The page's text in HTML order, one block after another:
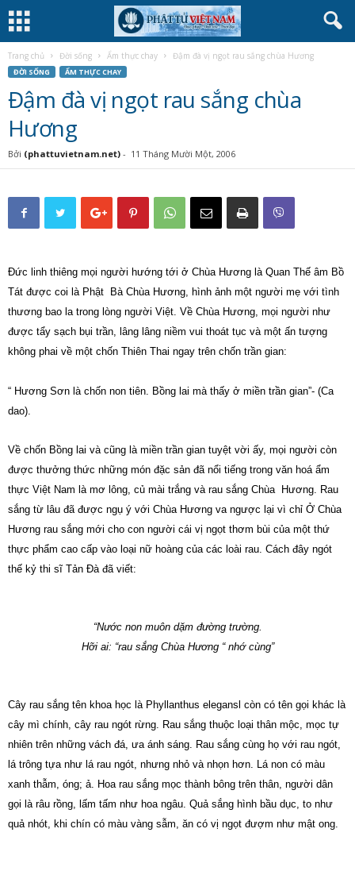
Trang chủ Đời sống Ẩm thực chay Đậm đà vị ngọt rau sắng chùa Hương
ĐỜI SỐNG ẨM THỰC CHAY
Đậm đà vị ngọt rau sắng chùa
Hương
Bởi (phattuvietnam.net) - 11 Tháng Mười Một, 2006
Đức linh thiêng mọi người hướng tới ở Chùa Hương là Quan Thế âm Bồ
Tát được coi là Phật Bà Chùa Hương, hình ảnh một người mẹ với tình
thương bao la trong lòng người Việt. Về Chùa Hương, mọi người như
được tẩy sạch bụi trần, lâng lâng niềm vui thoát tục và một ấn tượng
không phai về một chốn Thiên Thai ngay trên chốn trần gian:
“ Hương Sơn là chốn non tiên. Bồng lai mà thấy ở miền trần gian”- (Ca
dao).
Về chốn Bồng lai và cũng là miền trần gian tuyệt vời ấy, mọi người còn
được thưởng thức những món đặc sản đã nổi tiếng trong văn hoá ẩm
thực Việt Nam là mơ lông, củ mài trắng và rau sắng Chùa Hương. Rau
sắng từ lâu đã được ngụ ý với Chùa Hương va ngược lại vì chỉ Ở Chùa
Hương rau sắng mới cho con người cái vị ngọt thơm bùi của một thứ
thực phẩm cao cấp vào loại nữ hoàng của các loài rau. Cách đây ngót
thế kỷ thi sĩ Tản Đà đã viết:
“Nước non muôn dặm đường trường.
Hỡi ai: “rau sắng Chùa Hương “ nhớ cùng”
Cây rau sắng tên khoa học là Phyllanthus elegansl còn có tên gọi khác là
cây mì chính, cây rau ngót rừng. Rau sắng thuộc loại thân mộc, mọc tự
nhiên trên những vách đá, ưa ánh sáng. Rau sắng cùng họ với rau ngót,
lá trông tựa như lá rau ngót, nhưng nhỏ và nhọn hơn. Lá non có màu
xanh thẫm, óng; ả. Hoa rau sắng mọc thành bông trên thân, người dân
gọi là râu rồng, lấm tấm như hoa ngâu. Quả sắng hình bầu dục, to như
quả nhót, khi chín có màu vàng sẫm, ăn có vị ngọt đượm như mật ong.